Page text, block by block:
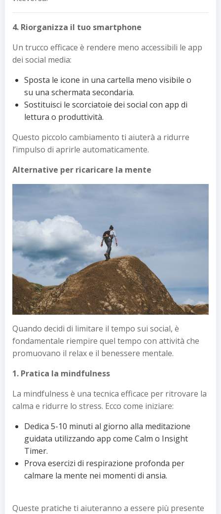
4. Riorganizza il tuo smartphone
Un trucco efficace è rendere meno accessibili le app
dei social media:
Sposta le icone in una cartella meno visibile o
su una schermata secondaria.
Sostituisci le scorciatoie dei social con app di
lettura o produttività.
Questo piccolo cambiamento ti aiuterà a ridurre
l’impulso di aprirle automaticamente.
Alternative per ricaricare la mente
Quando decidi di limitare il tempo sui social, è
fondamentale riempire quel tempo con attività che
promuovano il relax e il benessere mentale.
1. Pratica la mindfulness
La mindfulness è una tecnica efficace per ritrovare la
calma e ridurre lo stress. Ecco come iniziare:
Dedica 5-10 minuti al giorno alla meditazione
guidata utilizzando app come Calm o Insight
Timer.
Prova esercizi di respirazione profonda per
calmare la mente nei momenti di ansia.
Queste pratiche ti aiuteranno a essere più presente